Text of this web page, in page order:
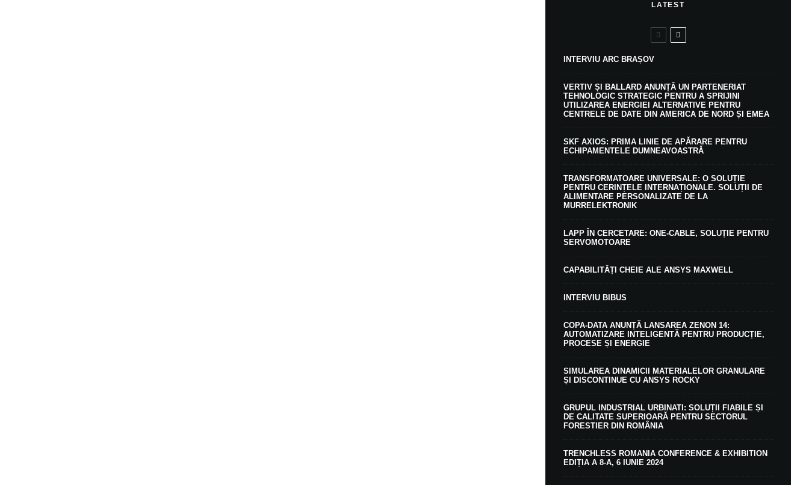
LATEST
INTERVIU ARC BRAȘOV
VERTIV ȘI BALLARD ANUNȚĂ UN PARTENERIAT
TEHNOLOGIC STRATEGIC PENTRU A SPRIJINI
UTILIZAREA ENERGIEI ALTERNATIVE PENTRU
CENTRELE DE DATE DIN AMERICA DE NORD ȘI EMEA
SKF AXIOS: PRIMA LINIE DE APĂRARE PENTRU
ECHIPAMENTELE DUMNEAVOASTRĂ
TRANSFORMATOARE UNIVERSALE: O SOLUȚIE
PENTRU CERINȚELE INTERNAȚIONALE. SOLUȚII DE
ALIMENTARE PERSONALIZATE DE LA
MURRELEKTRONIK
LAPP ÎN CERCETARE: ONE-CABLE, SOLUȚIE PENTRU
SERVOMOTOARE
CAPABILITĂȚI CHEIE ALE ANSYS MAXWELL
INTERVIU BIBUS
COPA-DATA ANUNȚĂ LANSAREA ZENON 14:
AUTOMATIZARE INTELIGENTĂ PENTRU PRODUCȚIE,
PROCESE ȘI ENERGIE
SIMULAREA DINAMICII MATERIALELOR GRANULARE
ȘI DISCONTINUE CU ANSYS ROCKY
GRUPUL INDUSTRIAL URBINATI: SOLUȚII FIABILE ȘI
DE CALITATE SUPERIOARĂ PENTRU SECTORUL
FORESTIER DIN ROMÂNIA
TRENCHLESS ROMANIA CONFERENCE & EXHIBITION
EDIȚIA A 8-A, 6 IUNIE 2024